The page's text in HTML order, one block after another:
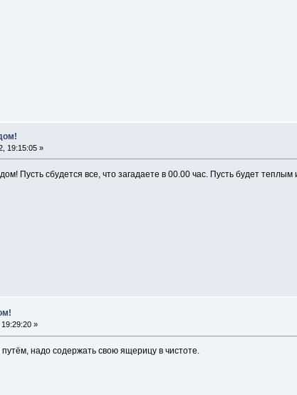
19:15:05 »
Пусть сбудется все, что загадаете в 00.00 час. Пусть будет теплым
»
надо содержать свою ящерицу в чистоте.